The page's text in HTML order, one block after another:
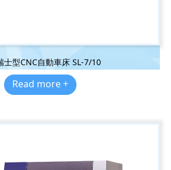
士型CNC自動車床 SL-7/10
Read more +